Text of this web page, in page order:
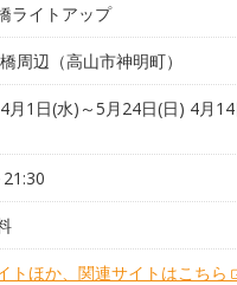
ライトアップ
周辺（高山市神明町）
月1日(水)～5月24日(日) 4月
トほか、関連サイトはこちら